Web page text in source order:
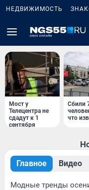
НЕДВИЖИМОСТЬ
Мост у
Телецентра не
сдадут к 1
сентября
Сбили
что
Главное Видео
Модные тренды